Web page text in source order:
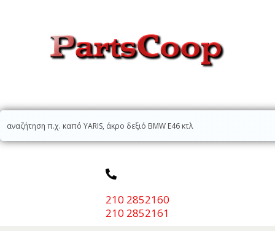
210 2852160
210 2852161